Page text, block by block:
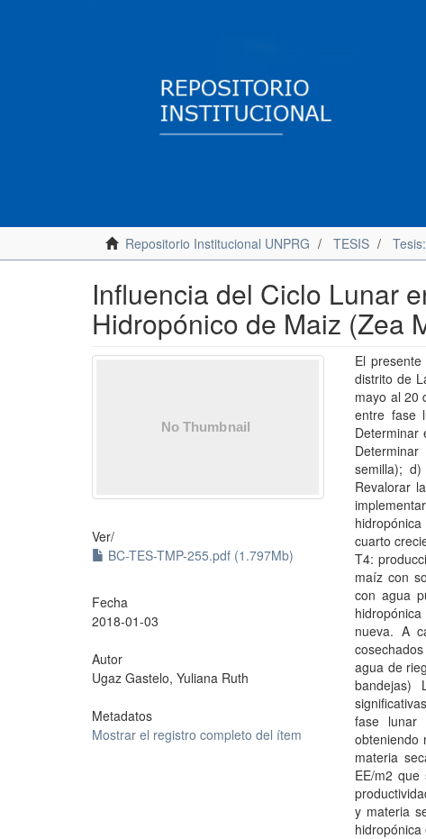
Repositorio Institucional UNPRG TESIS
Influencia del Ciclo Lunar
Hidropónico de Maiz (Zea
Ver/
BC-TES-TMP-255.pdf (1.797Mb)
Fecha
2018-01-03
Autor
Ugaz Gastelo, Yuliana Ruth
Metadatos
Mostrar el registro completo del ítem
El
distrito de
mayo al 20
entre fase
Determinar
semilla);
Revalorar
cuarto
T4:
maíz con
con agua
nueva. A
agua de
bandejas)
fase lunar
obteniendo
materia
EE/m2
y materia